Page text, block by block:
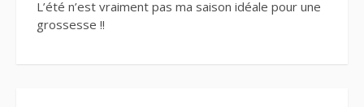
L’été n’est vraiment pas ma saison idéale pour une
grossesse !!